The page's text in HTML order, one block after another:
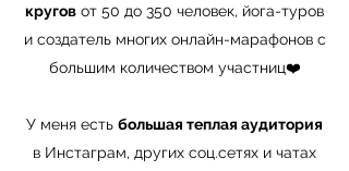
кругов от 50 до 350 человек, йога-туров
и создатель многих онлайн-марафонов с
большим количеством участниц❤️
У меня есть большая теплая аудитория
в Инстаграм, других соц.сетях и чатах